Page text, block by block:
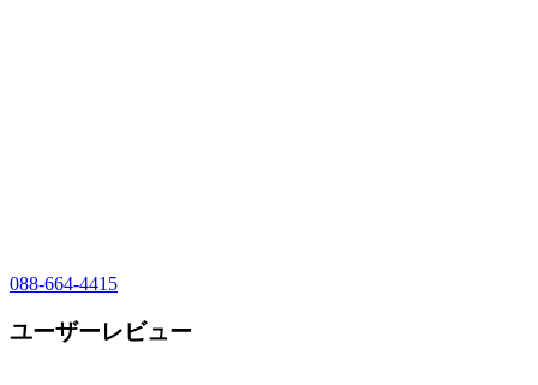
088-664-4415
ユーザーレビュー